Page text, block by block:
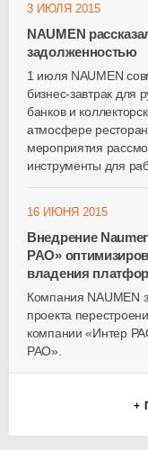
3 ИЮЛЯ 2015
NAUMEN
задолженностью
1 июля NAUMEN
бизнес-завтрак для
банков и
атмосфере
мероприятия
инструменты для
16 ИЮНЯ 2015
Внедрение
РАО»
владения
Компания NAUMEN
проекта
компании «Интер
РАО».
+